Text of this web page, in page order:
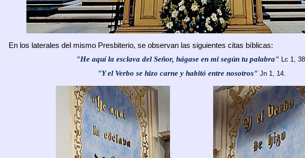
En los laterales del mismo Presbiterio, se observan las siguientes citas bíblicas:
"He aquí la esclava del Señor, hágase en mi según tu palabra" Lc 1,
"Y el Verbo se hizo carne y habitó entre nosotros" Jn 1, 14.